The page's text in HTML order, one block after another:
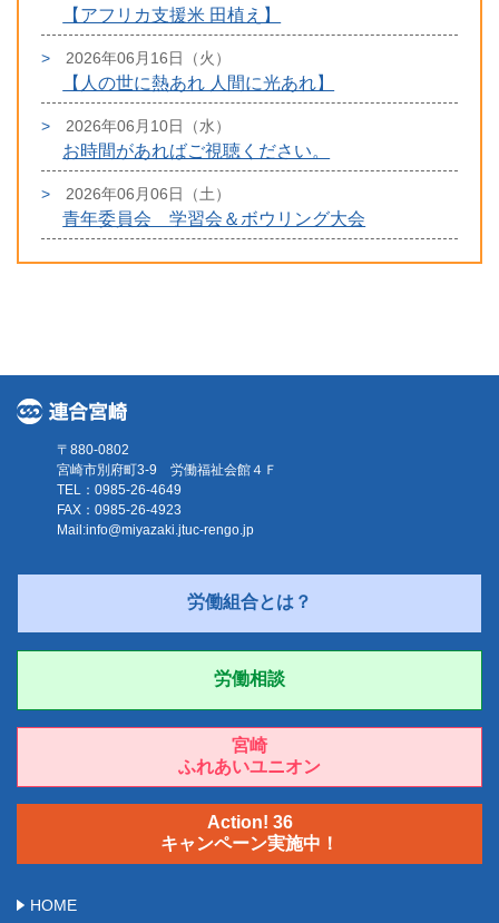
【アフリカ支援米 田植え】
2026年06月16日（火）
【人の世に熱あれ 人間に光あれ】
2026年06月10日（水）
お時間があればご視聴ください。
2026年06月06日（土）
青年委員会 学習会＆ボウリング大会
〒880-0802
宮崎市別府町3-9 労働福祉会館４Ｆ
TEL：0985-26-4649
FAX：0985-26-4923
Mail:info@miyazaki.jtuc-rengo.jp
労働組合とは？
労働相談
宮崎
ふれあいユニオン
Action! 36
キャンペーン実施中！
HOME